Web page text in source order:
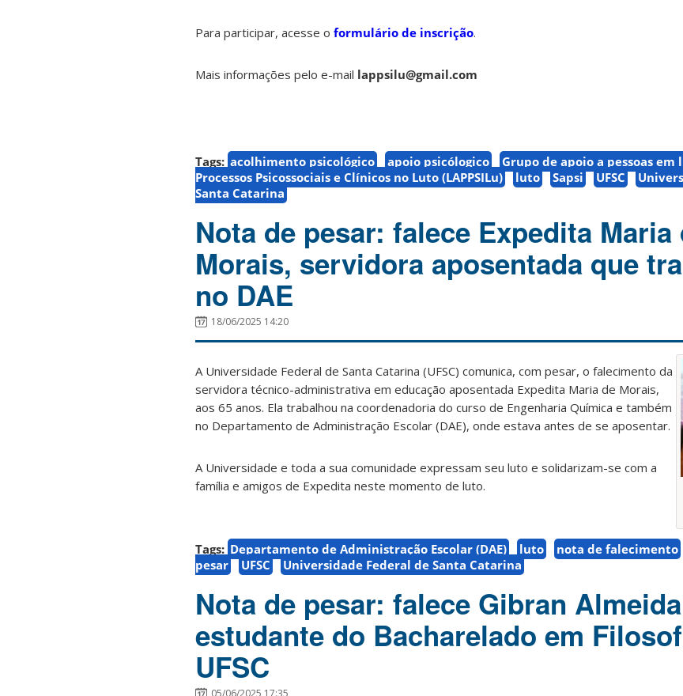
Para participar, acesse o formulário de inscrição.
Mais informações pelo e-mail lappsilu@gmail.com
Tags: acolhimento psicológico apoio psicólogico Grupo de apoio a pessoas em
Processos Psicossociais e Clínicos no Luto (LAPPSILu)
luto Sapsi UFSC
Santa Catarina
Nota de pesar: falece Expedita Maria
Morais, servidora aposentada que
no DAE
18/06/2025 14:20
A Universidade Federal de Santa Catarina (UFSC) comunica, com pesar, o falecimento da
servidora técnico-administrativa em educação aposentada Expedita Maria de Morais,
aos 65 anos. Ela trabalhou na coordenadoria do curso de Engenharia Química e também
no Departamento de Administração Escolar (DAE), onde estava antes de se aposentar.
A Universidade e toda a sua comunidade expressam seu luto e solidarizam-se com a
família e amigos de Expedita neste momento de luto.
Tags: Departamento de Administração Escolar (DAE) luto nota de falecimento
pesar
UFSC Universidade Federal de Santa Catarina
Nota de pesar: falece Gibran
estudante do Bacharelado em
UFSC
05/06/2025 17:35